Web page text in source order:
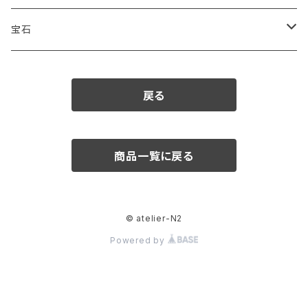
宝石
カラーストーン
戻る
商品一覧に戻る
© atelier-N2
Powered by